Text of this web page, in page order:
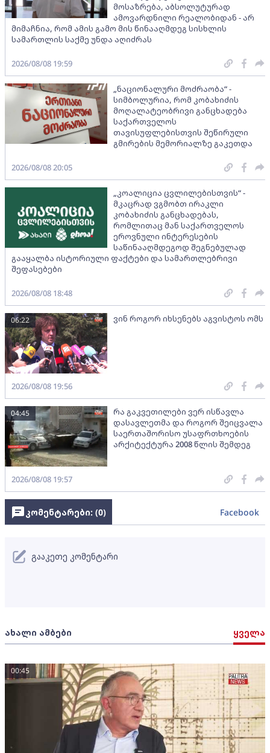
მოსაზრება, აბსოლუტურად
ამოვარდნილი რეალობიდან - არ
მიმაჩნია, რომ ამის გამო მის წინააღმდეგ სისხლის
სამართლის საქმე უნდა აღიძრას
2026/08/08 19:59
„ნაციონალური მოძრაობა“ -
სიმბოლურია, რომ კობახიძის
მოღალატეობრივი განცხადება
საქართველოს
თავისუფლებისთვის შეწირული
გმირების მემორიალზე გაკეთდა
2026/08/08 20:05
„კოალიცია ცვლილებისთვის“ -
მკაცრად ვგმობთ ირაკლი
კობახიძის განცხადებას,
რომლითაც მან საქართველოს
ეროვნული ინტერესების
საწინააღმდეგოდ შეგნებულად
გააყალბა ისტორიული ფაქტები და სამართლებრივი
შეფასებები
2026/08/08 18:48
ვინ როგორ იხსენებს აგვისტოს ომს
06:22
2026/08/08 19:56
რა გაკვეთილები ვერ ისწავლა
დასავლეთმა და როგორ შეიცვალა
საერთაშორისო უსაფრთხოების
არქიტექტურა 2008 წლის შემდეგ
04:45
2026/08/08 19:57
ახალი ამბები ყველა
00:45
კომენტარები: (0) Facebook
გააკეთე კომენტარი